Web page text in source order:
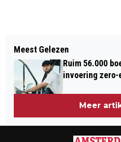
SCHIETENDE AGENT
VRIJUIT
MOEDER TIENER
KALM
Meest Gelezen
Ruim 56.000
invoering
Meer